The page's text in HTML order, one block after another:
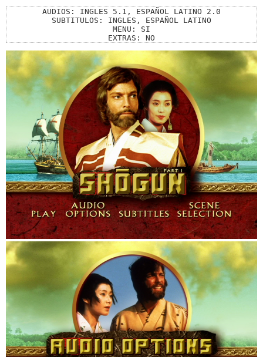
AUDIOS: INGLES 5.1, ESPAÑOL LATINO 2.0
SUBTITULOS: INGLES, ESPAÑOL LATINO
MENU: SI
EXTRAS: NO
DISCOS: 4
CAPITULOS: 10
NORMA: NTSC
ASPECTO: Fullscreen
CALIDAD: DVD5